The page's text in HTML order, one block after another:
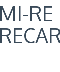
MI-RE